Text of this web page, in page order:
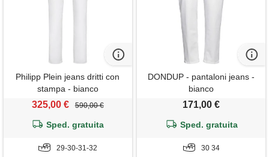
Philipp Plein jeans dritti con
stampa - bianco
325,00 € 590,00 €
Sped. gratuita
29-30-31-32
DONDUP - pantaloni jeans -
bianco
171,00 €
Sped. gratuita
30 34